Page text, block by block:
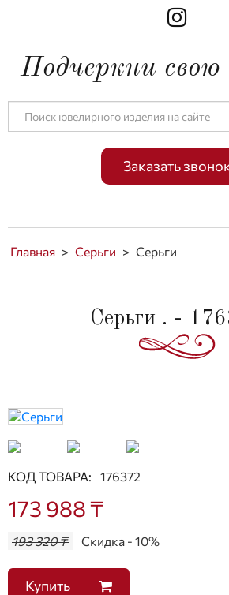
Подчеркни свою
Заказать
Главная > Серьги > Серьги
Серьги . -
КОД ТОВАРА: 176372
173 988 ₸
193 320 ₸ Скидка - 10%
Купить